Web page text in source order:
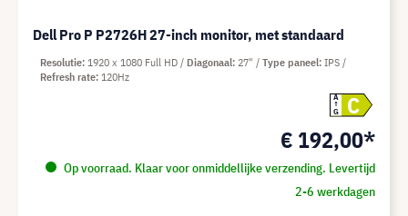
Dell Pro P P2726H 27-inch monitor, met standaard
A
G
C
€ 192,00*
Op voorraad. Klaar voor onmiddellijke verzending. Levertijd
2-6 werkdagen
Resolutie 1920 x 1080 Full HD Diagonaal 27" Type paneel IPS
Refresh rate 120Hz